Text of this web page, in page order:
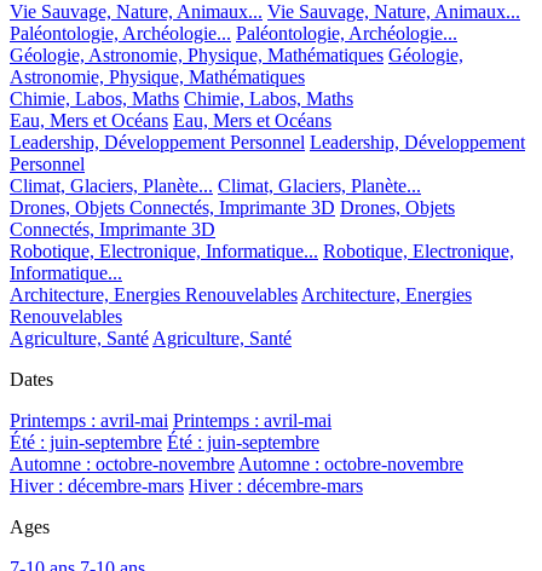
Vie Sauvage, Nature, Animaux... Vie Sauvage, Nature, Animaux...
Paléontologie, Archéologie... Paléontologie, Archéologie...
Géologie, Astronomie, Physique, Mathématiques Géologie,
Astronomie, Physique, Mathématiques
Chimie, Labos, Maths Chimie, Labos, Maths
Eau, Mers et Océans Eau, Mers et Océans
Leadership, Développement Personnel Leadership, Développement
Personnel
Climat, Glaciers, Planète... Climat, Glaciers, Planète...
Drones, Objets Connectés, Imprimante 3D Drones, Objets
Connectés, Imprimante 3D
Robotique, Electronique, Informatique... Robotique, Electronique,
Informatique...
Architecture, Energies RenouvelablesArchitecture, Energies
Renouvelables
Agriculture, SantéAgriculture, Santé
Dates
Printemps : avril-mai Printemps : avril-mai
Été : juin-septembre Été : juin-septembre
Automne : octobre-novembreAutomne : octobre-novembre
Hiver : décembre-mars Hiver : décembre-mars
Ages